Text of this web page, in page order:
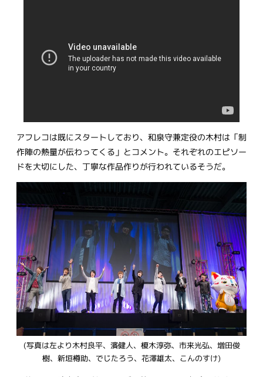
アフレコは既にスタートしており、和泉守兼定役の木村は「制
作陣の熱量が伝わってくる」とコメント。それぞれのエピソー
ドを大切にした、丁寧な作品作りが行われているそうだ。
(写真は左より木村良平、濱健人、榎木淳弥、市来光弘、増田俊
樹、新垣樽助、でじたろう、花澤雄太、こんのすけ)